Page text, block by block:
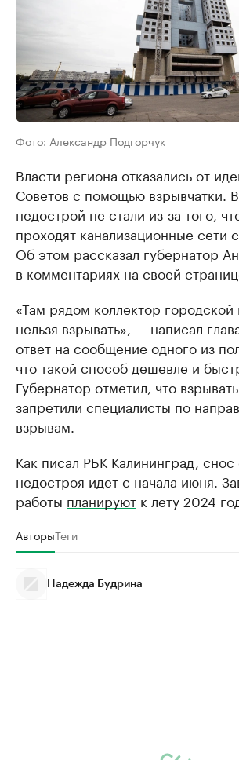
Фото: Александр Подгорчук
Власти региона отказались от
Советов с помощью взрывчатки.
недострой не стали из-за того,
проходят канализационные сети
Об этом рассказал губернатор
в комментариях на своей
«Там рядом коллектор городской
нельзя взрывать», — написал
ответ на сообщение одного из
что такой способ дешевле и
Губернатор отметил, что
запретили специалисты по
взрывам.
Как писал РБК Калининград, снос
недостроя идет с начала июня.
работы планируют к лету 2024
АвторыТеги
Надежда Будрина